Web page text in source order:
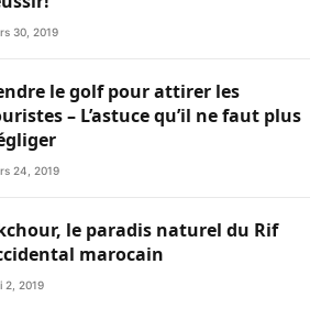
30, 2019
le golf pour attirer les
– L’astuce qu’il ne faut plus
24, 2019
le paradis naturel du Rif
marocain
2, 2019